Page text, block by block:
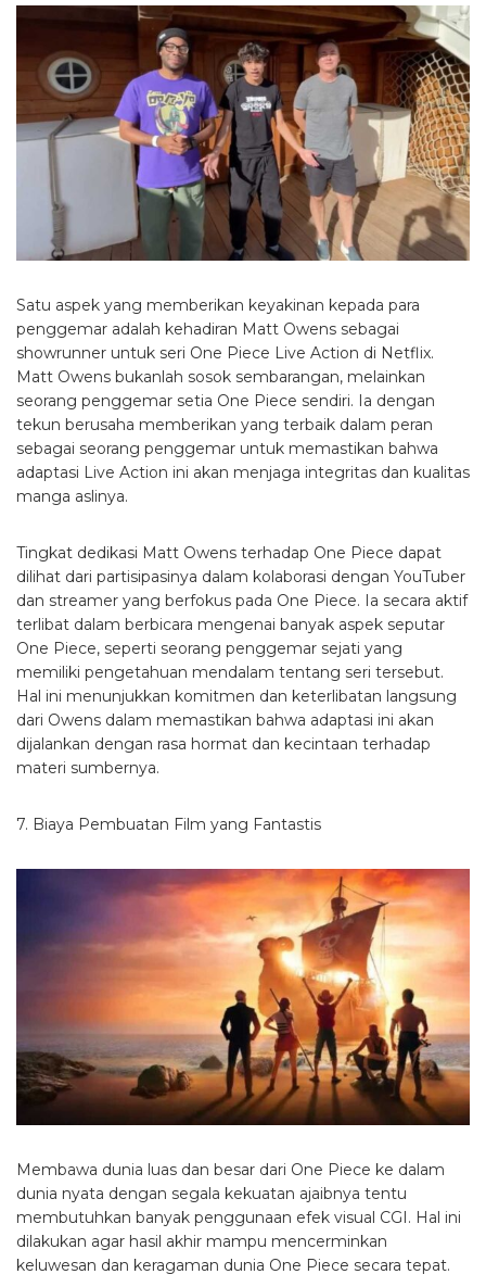
Satu aspek yang memberikan keyakinan kepada para
penggemar adalah kehadiran Matt Owens sebagai
showrunner untuk seri One Piece Live Action di Netflix.
Matt Owens bukanlah sosok sembarangan, melainkan
seorang penggemar setia One Piece sendiri. Ia dengan
tekun berusaha memberikan yang terbaik dalam peran
sebagai seorang penggemar untuk memastikan bahwa
adaptasi Live Action ini akan menjaga integritas dan kualitas
manga aslinya.
Tingkat dedikasi Matt Owens terhadap One Piece dapat
dilihat dari partisipasinya dalam kolaborasi dengan YouTuber
dan streamer yang berfokus pada One Piece. Ia secara aktif
terlibat dalam berbicara mengenai banyak aspek seputar
One Piece, seperti seorang penggemar sejati yang
memiliki pengetahuan mendalam tentang seri tersebut.
Hal ini menunjukkan komitmen dan keterlibatan langsung
dari Owens dalam memastikan bahwa adaptasi ini akan
dijalankan dengan rasa hormat dan kecintaan terhadap
materi sumbernya.
7. Biaya Pembuatan Film yang Fantastis
Membawa dunia luas dan besar dari One Piece ke dalam
dunia nyata dengan segala kekuatan ajaibnya tentu
membutuhkan banyak penggunaan efek visual CGI. Hal ini
dilakukan agar hasil akhir mampu mencerminkan
keluwesan dan keragaman dunia One Piece secara tepat.